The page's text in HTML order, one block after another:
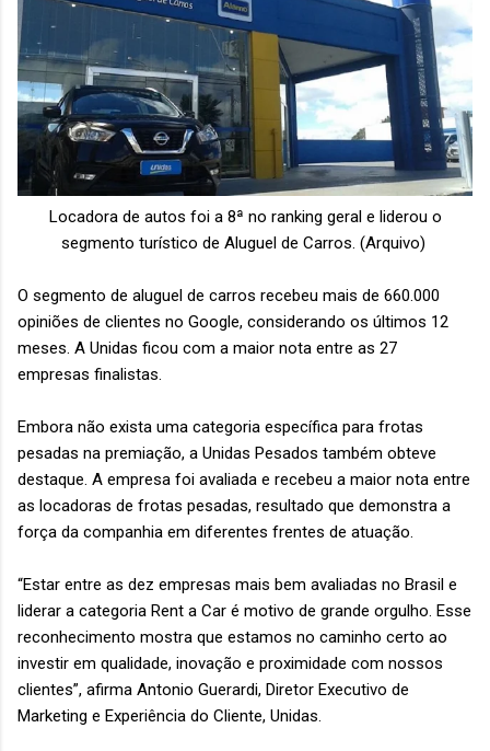
Locadora de autos foi a 8ª no ranking geral e liderou o
segmento turístico de Aluguel de Carros. (Arquivo)
O segmento de aluguel de carros recebeu mais de 660.000
opiniões de clientes no Google, considerando os últimos 12
meses. A Unidas ficou com a maior nota entre as 27
empresas finalistas.
Embora não exista uma categoria específica para frotas
pesadas na premiação, a Unidas Pesados também obteve
destaque. A empresa foi avaliada e recebeu a maior nota entre
as locadoras de frotas pesadas, resultado que demonstra a
força da companhia em diferentes frentes de atuação.
“Estar entre as dez empresas mais bem avaliadas no Brasil e
liderar a categoria Rent a Car é motivo de grande orgulho. Esse
reconhecimento mostra que estamos no caminho certo ao
investir em qualidade, inovação e proximidade com nossos
clientes”, afirma Antonio Guerardi, Diretor Executivo de
Marketing e Experiência do Cliente, Unidas.